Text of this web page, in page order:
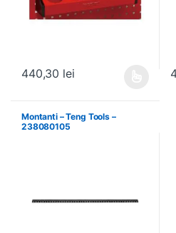
440,30 lei
Montanti – Teng Tools –
238080105